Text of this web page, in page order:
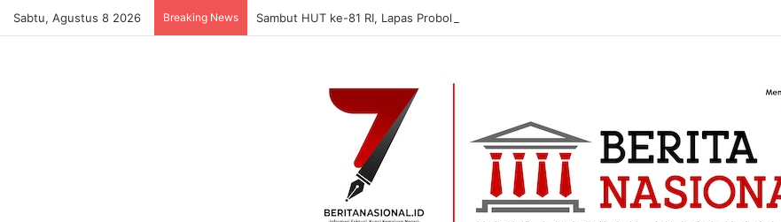
Sabtu, Agustus 8 2026 Breaking News Sambut HUT ke-81 RI, Lapas Probolinggo Donorkan Puluhan Kantong Darah untuk Masyarakat